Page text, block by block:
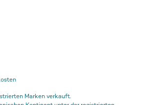
Marken verkauft.